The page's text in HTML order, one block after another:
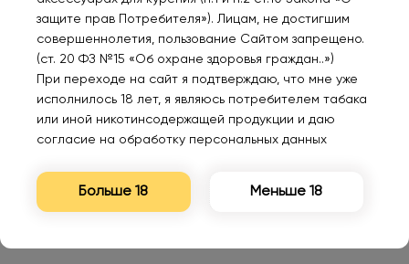
Mem`s Вафли со
PUFFMI TANK V2 16000
защите прав Потребителя»). Лицам, не достигшим
совершеннолетия, пользование Сайтом запрещено.
(ст. 20 ФЗ №15 «Об охране здоровья граждан..»)
При переходе на сайт я подтверждаю, что мне уже
исполнилось 18 лет, я являюсь потребителем табака
или иной никотинсодержащей продукции и даю
согласие на обработку персональных данных
Больше 18 Меньше 18